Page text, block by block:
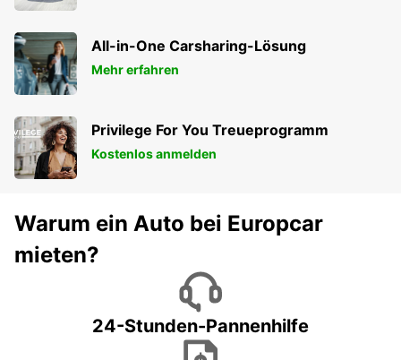
All-in-One Carsharing-Lösung
Mehr erfahren
Privilege For You Treueprogramm
Kostenlos anmelden
Warum ein Auto bei Europcar
mieten?
24-Stunden-Pannenhilfe